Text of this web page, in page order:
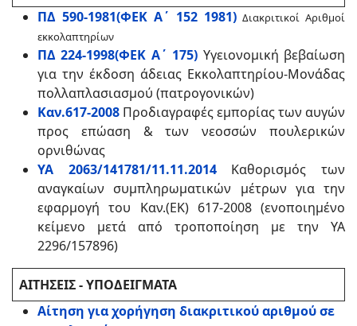
ΠΔ 590-1981(ΦΕΚ Α΄ 152 1981) Διακριτικοί Αριθμοί
εκκολαπτηρίων
ΠΔ 224-1998(ΦΕΚ Α΄ 175) Υγειονομική βεβαίωση
για την έκδοση άδειας Εκκολαπτηρίου-Μονάδας
πολλαπλασιασμού (πατρογονικών)
Καν.617-2008 Προδιαγραφές εμπορίας των αυγών
προς επώαση & των νεοσσών πουλερικών
ορνιθώνας
ΥΑ 2063/141781/11.11.2014
Καθορισμός των
αναγκαίων συμπληρωματικών μέτρων για την
εφαρμογή του Καν.(ΕΚ) 617-2008 (ενοποιημένο
κείμενο μετά από τροποποίηση με την ΥΑ
2296/157896)
ΑΙΤΗΣΕΙΣ - ΥΠΟΔΕΙΓΜΑΤΑ
Αίτηση για χορήγηση διακριτικού αριθμού σε